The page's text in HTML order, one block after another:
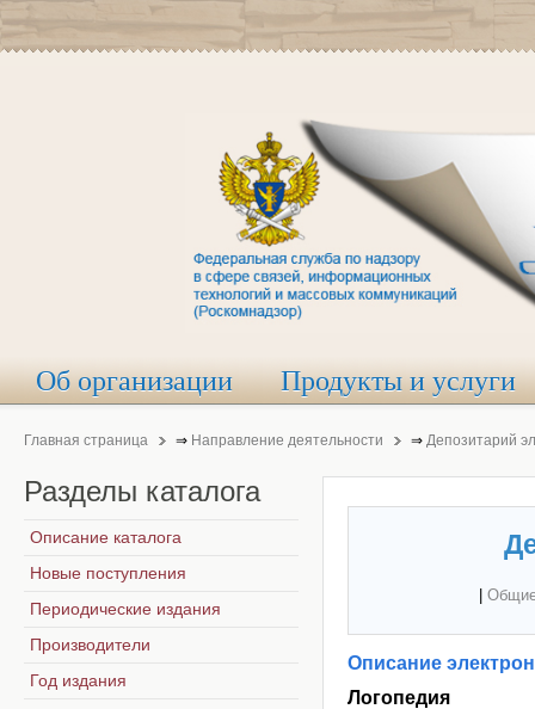
Об организации Продукты и услуги
Главная страница ⇒ Направление деятельности ⇒ Депозитарий
Описание
Логопедия
Разделы каталога
Описание каталога
Новые поступления
Периодические издания
Производители
Год издания